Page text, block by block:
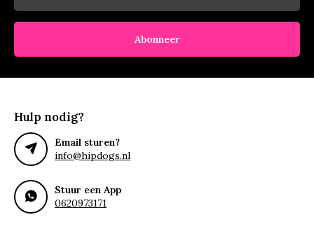
Abonneer
Hulp nodig?
Email sturen?
info@hipdogs.nl
Stuur een App
0620973171